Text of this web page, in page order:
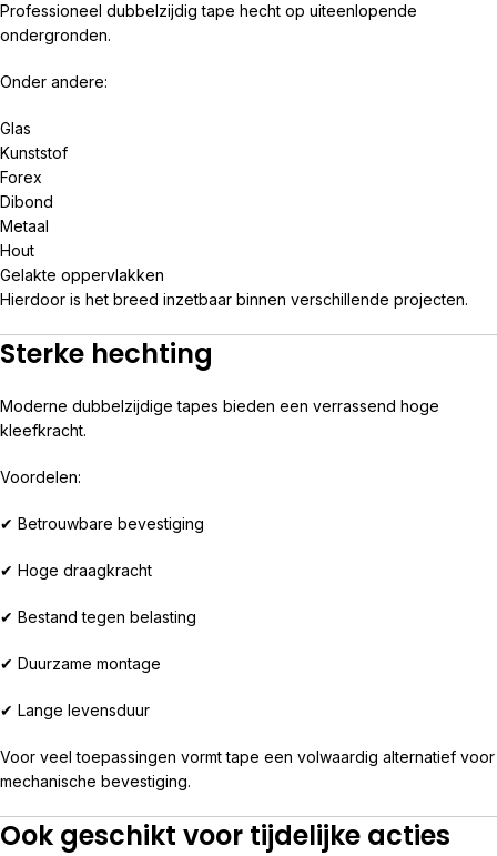
Professioneel dubbelzijdig tape hecht op uiteenlopende
ondergronden.
Onder andere:
Glas
Kunststof
Forex
Dibond
Metaal
Hout
Gelakte oppervlakken
Hierdoor is het breed inzetbaar binnen verschillende projecten.
Sterke hechting
Moderne dubbelzijdige tapes bieden een verrassend hoge
kleefkracht.
Voordelen:
✔ Betrouwbare bevestiging
✔ Hoge draagkracht
✔ Bestand tegen belasting
✔ Duurzame montage
✔ Lange levensduur
Voor veel toepassingen vormt tape een volwaardig alternatief voor
mechanische bevestiging.
Ook geschikt voor tijdelijke acties